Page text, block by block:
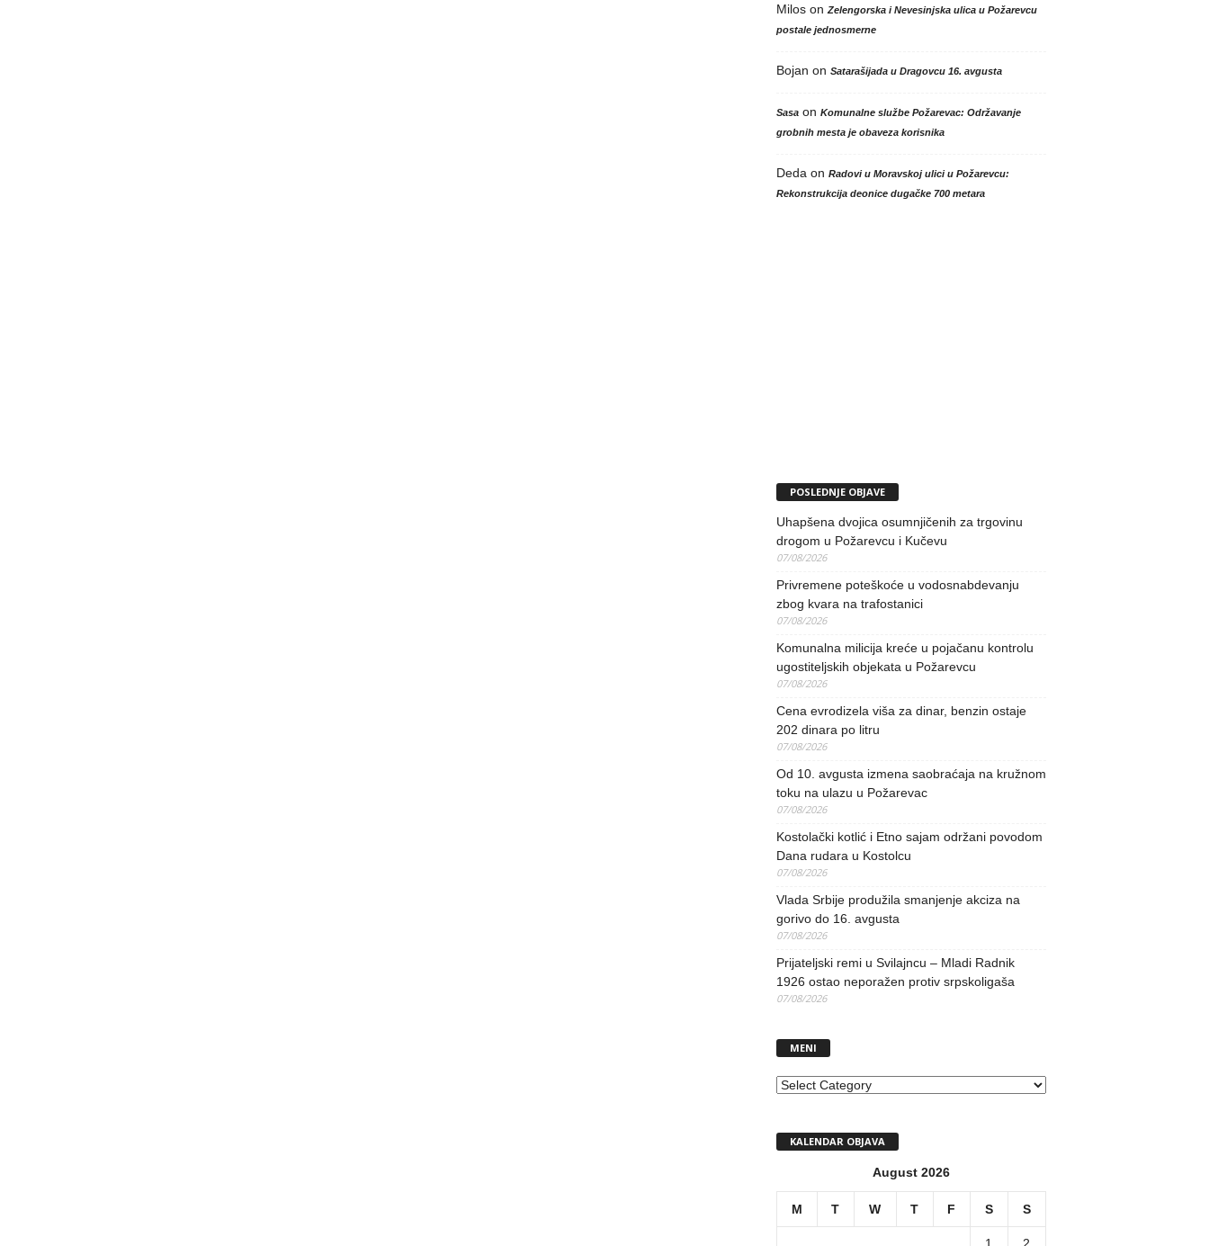
Miloson Zelengorska i Nevesinjska ulica u Požarevcu
postale jednosmerne
Bojan on Satarašijada u Dragovcu 16. avgusta
Sasaon Komunalne službe Požarevac: Održavanje
grobnih mesta je obaveza korisnika
Deda on Radovi u Moravskoj ulici u Požarevcu:
Rekonstrukcija deonice dugačke 700 metara
POSLEDNJE OBJAVE
Uhapšena dvojica osumnjičenih za trgovinu
drogom u Požarevcu i Kučevu
07/08/2026
Privremene poteškoće u vodosnabdevanju
zbog kvara na trafostanici
07/08/2026
Komunalna milicija kreće u pojačanu kontrolu
ugostiteljskih objekata u Požarevcu
07/08/2026
Cena evrodizela viša za dinar, benzin ostaje
202 dinara po litru
07/08/2026
Od 10. avgusta izmena saobraćaja na kružnom
toku na ulazu u Požarevac
07/08/2026
Kostolački kotlić i Etno sajam održani povodom
Dana rudara u Kostolcu
07/08/2026
Vlada Srbije produžila smanjenje akciza na
gorivo do 16. avgusta
07/08/2026
Prijateljski remi u Svilajncu – Mladi Radnik
1926 ostao neporažen protiv srpskoligaša
07/08/2026
MENI
MENI
KALENDAR OBJAVA
August 2026
M T W T F S S
1 2